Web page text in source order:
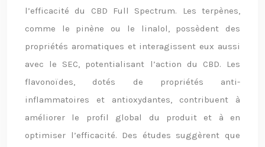
l’efficacité du CBD Full Spectrum. Les terpènes,
comme le pinène ou le linalol, possèdent des
propriétés aromatiques et interagissent eux aussi
avec le SEC, potentialisant l’action du CBD. Les
flavonoïdes, dotés de propriétés anti-
inflammatoires et antioxydantes, contribuent à
améliorer le profil global du produit et à en
optimiser l’efficacité. Des études suggèrent que